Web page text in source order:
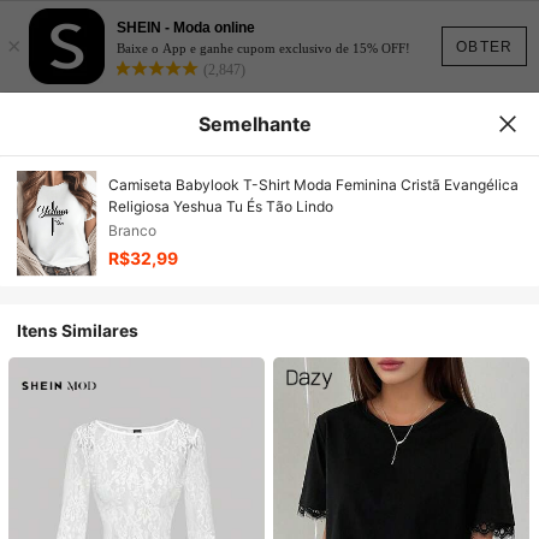
OBTER
×
SHEIN - Moda online
Baixe o App e ganhe cupom exclusivo de 15% OFF!
(2,847)
Semelhante
Camiseta Babylook T-Shirt Moda Feminina Cristã Evangélica
Religiosa Yeshua Tu És Tão Lindo
Branco
R$32,99
Itens Similares